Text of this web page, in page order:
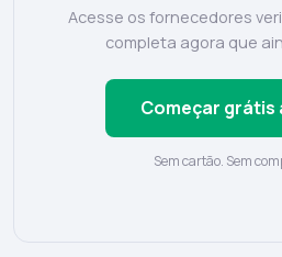
Acesse os fornecedores
completa agora que
Começar grátis
Sem cartão. Sem